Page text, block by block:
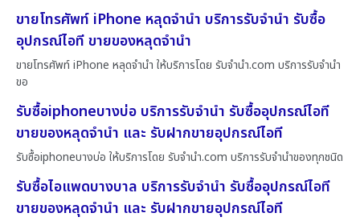
ขายโทรศัพท์ iPhone หลุดจำนำ บริการรับจำนำ รับซื้อ
อุปกรณ์ไอที ขายของหลุดจำนำ
ขายโทรศัพท์ iPhone หลุดจำนำ ให้บริการโดย รับจํานํา.com บริการรับจำนำ
ขอ
รับซื้อiphoneบางบ่อ บริการรับจำนำ รับซื้ออุปกรณ์ไอที
ขายของหลุดจำนำ และ รับฝากขายอุปกรณ์ไอที
รับซื้อiphoneบางบ่อ ให้บริการโดย รับจํานํา.com บริการรับจำนำของทุกชนิด
รับซื้อไอแพดบางบาล บริการรับจำนำ รับซื้ออุปกรณ์ไอที
ขายของหลุดจำนำ และ รับฝากขายอุปกรณ์ไอที